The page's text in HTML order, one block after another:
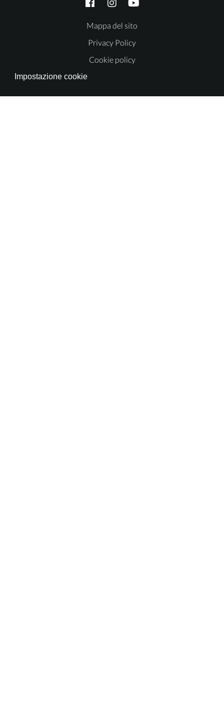
Mappa del sito
Privacy Policy
Cookie policy
Impostazione cookie